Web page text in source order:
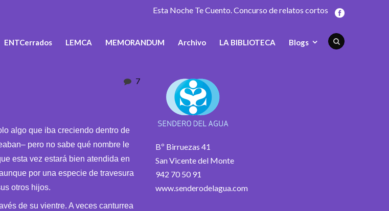
Esta Noche Te Cuento. Concurso de relatos cortos
ENTCerrados LEMCA MEMORANDUM Archivo LA BIBLIOTECA Blogs
7
algo que iba creciendo dentro de
pero no sabe qué nombre le
esta vez estará bien atendida en
por una especie de travesura
otros hijos.
de su vientre. A veces canturrea
Bº Birruezas 41
San Vicente del Monte
942 70 50 91
www.senderodelagua.com